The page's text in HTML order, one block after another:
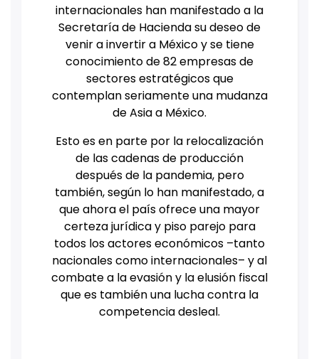
internacionales han manifestado a la
Secretaría de Hacienda su deseo de
venir a invertir a México y se tiene
conocimiento de 82 empresas de
sectores estratégicos que
contemplan seriamente una mudanza
de Asia a México.
Esto es en parte por la relocalización
de las cadenas de producción
después de la pandemia, pero
también, según lo han manifestado, a
que ahora el país ofrece una mayor
certeza jurídica y piso parejo para
todos los actores económicos –tanto
nacionales como internacionales– y al
combate a la evasión y la elusión fiscal
que es también una lucha contra la
competencia desleal.